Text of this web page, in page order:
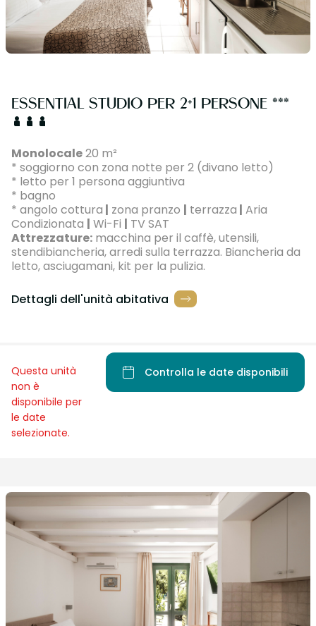
ESSENTIAL STUDIO PER 2+1 PERSONE ***
Monolocale20 m²
* soggiorno con zona notte per 2 (divano letto)
* letto per 1 persona aggiuntiva
* bagno
* angolo cottura | zona pranzo | terrazza | Aria
Condizionata | Wi-Fi | TV SAT
Attrezzature: macchina per il caffè, utensili,
stendibiancheria, arredi sulla terrazza. Biancheria da
letto, asciugamani, kit per la pulizia.
Dettagli dell'unità abitativa
Questa unità
non è
disponibile per
le date
selezionate.
Controlla le date disponibili